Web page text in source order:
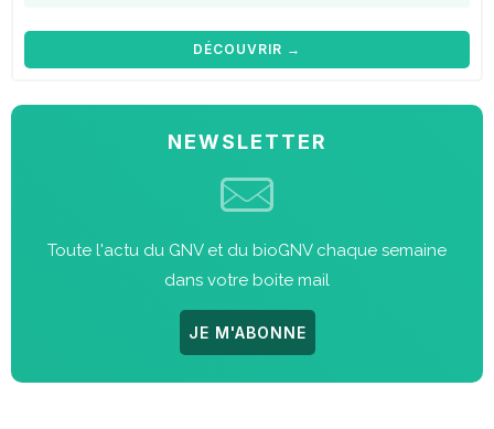
DÉCOUVRIR →
NEWSLETTER
Toute l'actu du GNV et du bioGNV chaque semaine
dans votre boite mail
JE M'ABONNE